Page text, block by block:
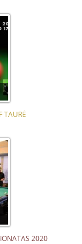
TAURĖ
2020